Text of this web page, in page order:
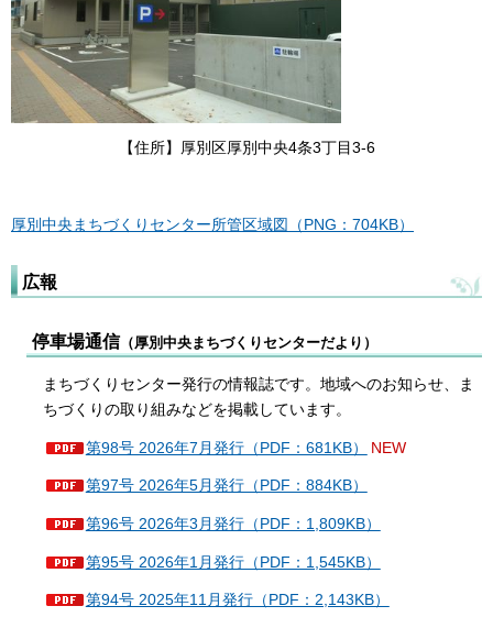
【住所】厚別区厚別中央4条3丁目3-6
厚別中央まちづくりセンター所管区域図（PNG：704KB）
広報
停車場通信（厚別中央まちづくりセンターだより）
まちづくりセンター発行の情報誌です。地域へのお知らせ、ま
ちづくりの取り組みなどを掲載しています。
第98号 2026年7月発行（PDF：681KB） NEW
第97号 2026年5月発行（PDF：884KB）
第96号 2026年3月発行（PDF：1,809KB）
第95号 2026年1月発行（PDF：1,545KB）
第94号 2025年11月発行（PDF：2,143KB）